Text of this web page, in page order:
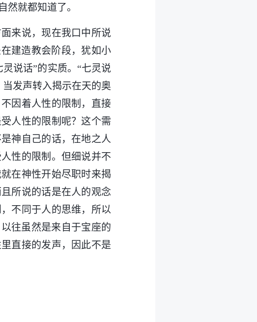
然就都知道了。
来说，现在我口中所说
建造教会阶段，犹如小
说话”的实质。“七灵说
发声转入揭示在天的奥
因着人性的限制，直接
人性的限制呢？这个需
神自己的话，在地之人
性的限制。但细说并不
在神性开始尽职时来揭
所说的话是在人的观念
不同于人的思维，所以
往虽然是来自于宝座的
直接的发声，因此不是